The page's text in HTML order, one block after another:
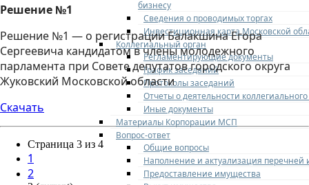
бизнесу
Сведения о проводимых торгах
Инвестиционная карта Московской
Коллегиальный орган
Регламентирующие документы
График заседаний
Протоколы заседаний
Отчеты о деятельности
Иные документы
Материалы Корпорации МСП
Вопрос-ответ
Общие вопросы
Наполнение и актуализация перечней
Предоставление имущества
Решение №1
Решение №1 — о регистрации Балакшина Егора
Сергеевича кандидатом в члены молодежного
парламента при Совете депутатов городского округа
Жуковский Московской области
Скачать
Страница 3 из 4
1
2